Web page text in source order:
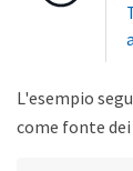
L'esempio
come fonte